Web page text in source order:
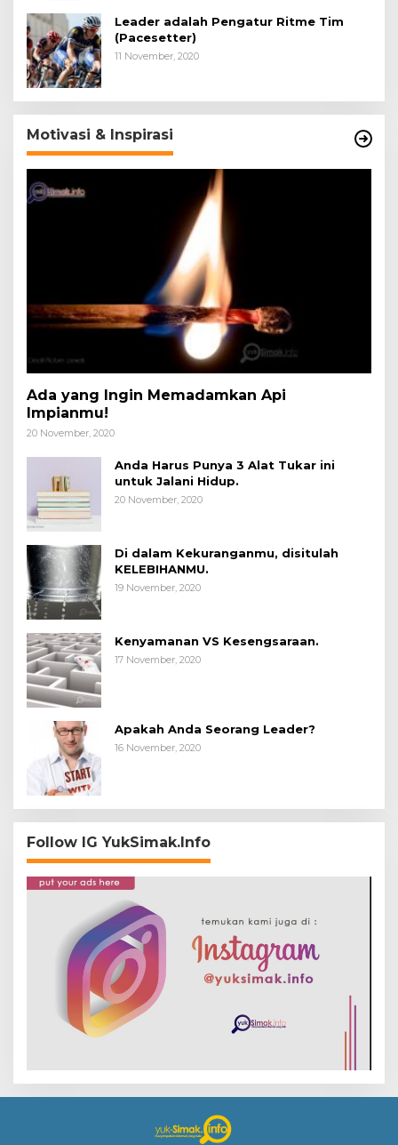
Leader adalah Pengatur Ritme Tim
(Pacesetter)
11 November, 2020
Motivasi & Inspirasi
Ada yang Ingin Memadamkan Api
Impianmu!
20 November, 2020
Anda Harus Punya 3 Alat Tukar ini
untuk Jalani Hidup.
20 November, 2020
Di dalam Kekuranganmu, disitulah
KELEBIHANMU.
19 November, 2020
Kenyamanan VS Kesengsaraan.
17 November, 2020
Apakah Anda Seorang Leader?
16 November, 2020
Follow IG YukSimak.Info